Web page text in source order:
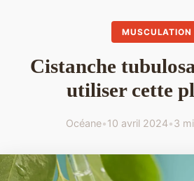
MUSCULATION
Cistanche
utiliser cette
Océane•10 avril 2024•3